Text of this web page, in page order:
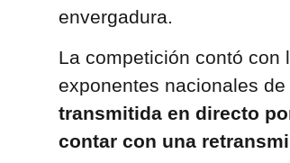
envergadura.
La competición contó con
exponentes nacionales
transmitida en directo
contar con una